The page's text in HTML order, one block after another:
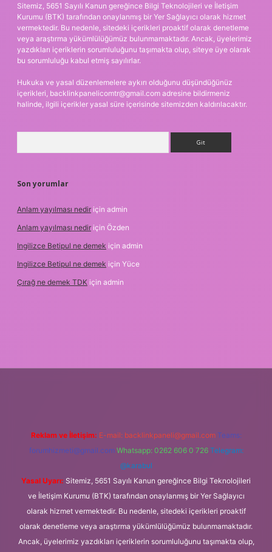
Sitemiz, 5651 Sayılı Kanun gereğince Bilgi Teknolojileri ve İletişim
Kurumu (BTK) tarafından onaylanmış bir Yer Sağlayıcı olarak hizmet
vermektedir. Bu nedenle, sitedeki içerikleri proaktif olarak denetleme
veya araştırma yükümlülüğümüz bulunmamaktadır. Ancak, üyelerimiz
yazdıkları içeriklerin sorumluluğunu taşımakta olup, siteye üye olarak
bu sorumluluğu kabul etmiş sayılırlar.
Hukuka ve yasal düzenlemelere aykırı olduğunu düşündüğünüz
içerikleri, backlinkpanelicomtr@gmail.com adresine bildirmeniz
halinde, ilgili içerikler yasal süre içerisinde sitemizden kaldırılacaktır.
Son yorumlar
Anlam yayılması nedir için admin
Anlam yayılması nedir için Özden
Ingilizce Betipul ne demek için admin
Ingilizce Betipul ne demek için Yüce
Çırağ ne demek TDK için admin
Reklam ve İletişim: E-mail: backlinkpaneli@gmail.com Teams:
forumhizmeti@gmail.com Whatsapp: 0262 606 0 726 Telegram:
@karabul
Yasal Uyarı: Sitemiz, 5651 Sayılı Kanun gereğince Bilgi Teknolojileri
ve İletişim Kurumu (BTK) tarafından onaylanmış bir Yer Sağlayıcı
olarak hizmet vermektedir. Bu nedenle, sitedeki içerikleri proaktif
olarak denetleme veya araştırma yükümlülüğümüz bulunmamaktadır.
Ancak, üyelerimiz yazdıkları içeriklerin sorumluluğunu taşımakta olup,